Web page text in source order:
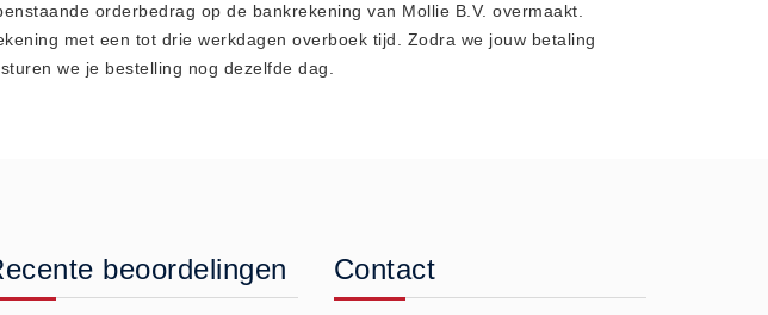
orderbedrag op de bankrekening van Mollie B.V. overmaakt.
met een tot drie werkdagen overboek tijd. Zodra we jouw betaling
we je bestelling nog dezelfde dag.
beoordelingen Contact